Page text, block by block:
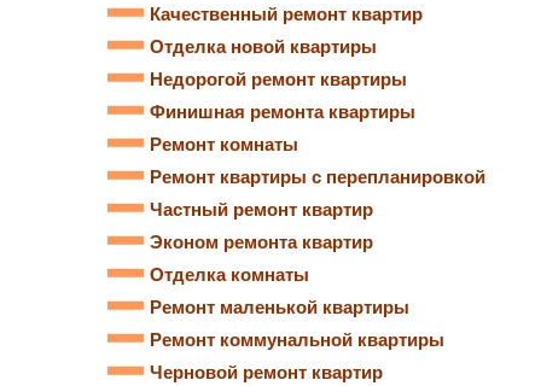
Качественный ремонт квартир
Отделка новой квартиры
Недорогой ремонт квартиры
Финишная ремонта квартиры
Ремонт комнаты
Ремонт квартиры с перепланировкой
Частный ремонт квартир
Эконом ремонта квартир
Отделка комнаты
Ремонт маленькой квартиры
Ремонт коммунальной квартиры
Черновой ремонт квартир